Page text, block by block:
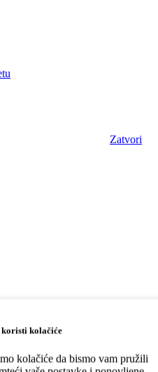
Zatvori
kolačiće
kolačiće da bismo vam pružili